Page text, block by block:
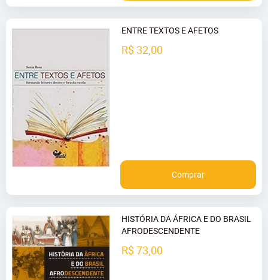
ENTRE TEXTOS E AFETOS
R$ 32,00
Comprar
HISTÓRIA DA ÁFRICA E DO BRASIL
AFRODESCENDENTE
R$ 73,00